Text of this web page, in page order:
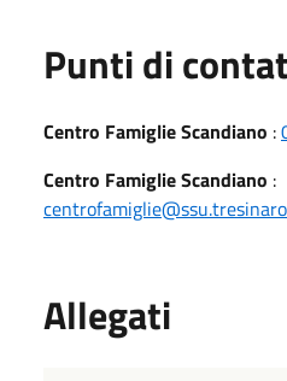
Punti di
Centro Famiglie Scandiano :
Centro Famiglie Scandiano :
Allegati